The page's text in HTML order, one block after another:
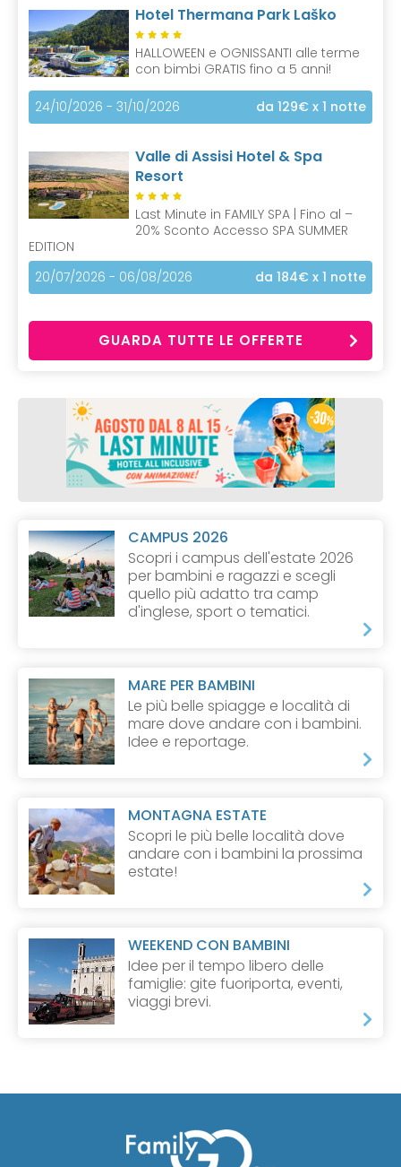
Hotel Thermana Park Laško
HALLOWEEN e OGNISSANTI alle terme
con bimbi GRATIS fino a 5 anni!
24/10/2026 - 31/10/2026 da 129€ x 1 notte
Valle di Assisi Hotel & Spa
Resort
Last Minute in FAMILY SPA | Fino al –
20% Sconto Accesso SPA SUMMER
EDITION
20/07/2026 - 06/08/2026
da 184€ x 1 notte
GUARDA TUTTE LE OFFERTE
CAMPUS 2026
Scopri i campus dell'estate 2026
per bambini e ragazzi e scegli
quello più adatto tra camp
d'inglese, sport o tematici.
MARE PER BAMBINI
Le più belle spiagge e località di
mare dove andare con i bambini.
Idee e reportage.
MONTAGNA ESTATE
Scopri le più belle località dove
andare con i bambini la prossima
estate!
WEEKEND CON BAMBINI
Idee per il tempo libero delle
famiglie: gite fuoriporta, eventi,
viaggi brevi.